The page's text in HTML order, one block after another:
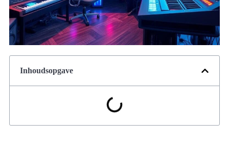
Inhoudsopgave